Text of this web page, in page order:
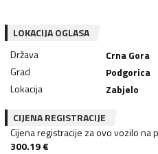
LOKACIJA OGLASA
Država
Crna Gora
Grad
Podgorica
Lokacija
Zabjelo
CIJENA REGISTRACIJE
Cijena registracije za ovo vozilo na
300.19€